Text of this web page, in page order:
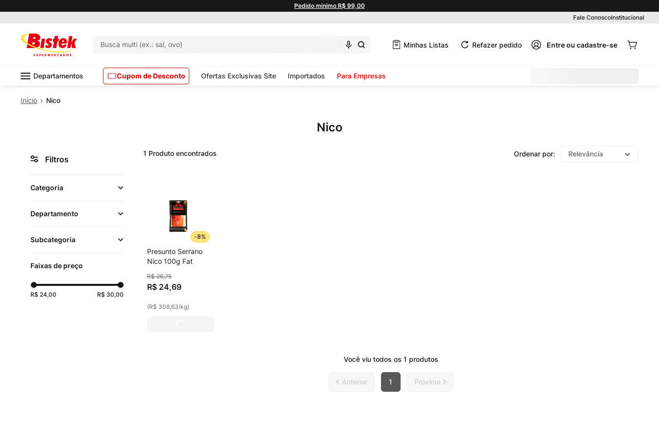
Pedido mínimo R$ 99,00
Fale ConoscoInstitucional
Busca multi (ex.: sal, ovo) Minhas Listas Refazer pedido
Departamentos Cupom de Desconto Ofertas Exclusivas Site Importados Para Empresas
Nico
Nico
Filtros
Categoria
Defumados
Departamento
Subcategoria
Presuntos (1)
Faixas de preço
R$ 24,00 R$ 30,00
1 Produto Relevância
-8%
Presunto Serrano
Nico 100g Fat
R$ 26,75
R$ 24,69
(R$ 308,63/kg)
Você viu todos os 1 produtos
1